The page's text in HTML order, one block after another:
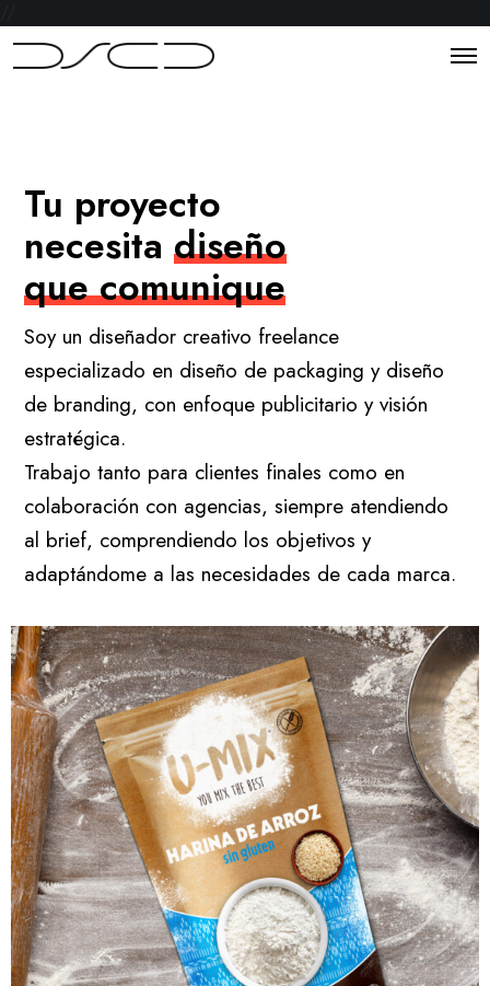
Tu proyecto
necesitadiseño
que comunique
Soy un diseñador creativo freelance
especializado en diseño de packaging y diseño
de branding, con enfoque publicitario y visión
estratégica.
Trabajo tanto para clientes finales como en
colaboración con agencias, siempre atendiendo
al brief, comprendiendo los objetivos y
adaptándome a las necesidades de cada marca.